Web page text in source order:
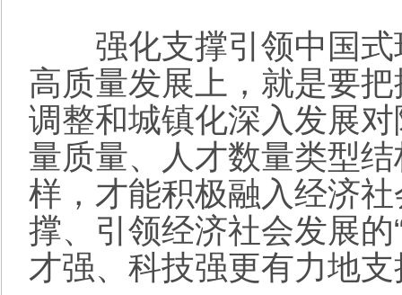
强化支撑引领中国式
高质量发展上，就是要
调整和城镇化深入发展
量质量、人才数量类型
样，才能积极融入经济
撑、引领经济社会发展的
才强、科技强更有力地